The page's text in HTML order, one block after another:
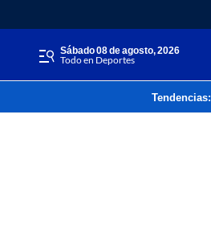
sábado 08 de agosto, 2026
Todo en Deportes
Tendencias: